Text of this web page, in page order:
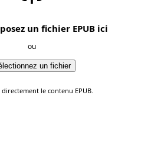
un fichier EPUB ici
ou
un fichier
directement le contenu EPUB.